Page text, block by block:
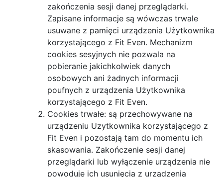
zakończenia sesji danej przeglądarki.
Zapisane informacje są wówczas trwale
usuwane z pamięci urządzenia Użytkownika
korzystającego z Fit Even. Mechanizm
cookies sesyjnych nie pozwala na
pobieranie jakichkolwiek danych
osobowych ani żadnych informacji
poufnych z urządzenia Użytkownika
korzystającego z Fit Even.
Cookies trwałe: są przechowywane na
urządzeniu Uzytkownika korzystającego z
Fit Even i pozostają tam do momentu ich
skasowania. Zakończenie sesji danej
przeglądarki lub wyłączenie urządzenia nie
powoduje ich usunięcia z urządzenia